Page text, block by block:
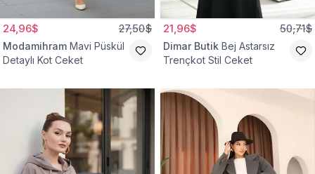
24,96$ 27,50$
Modamihram Mavi Püskül
Detaylı Kot Ceket
21,96$ 50,71$
Dimar Butik Bej Astarsız
Trençkot Stil Ceket